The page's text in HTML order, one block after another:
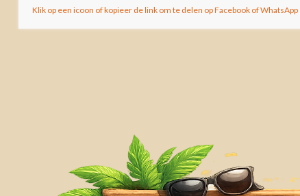
Klik op een icoon of kopieer de link om te delen op Facebook of WhatsApp